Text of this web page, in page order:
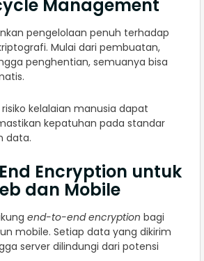
Management
pengelolaan penuh terhadap
Mulai dari pembuatan,
penghentian, semuanya bisa
kelalaian manusia dapat
kepatuhan pada standar
data.
Encryption untuk
dan Mobile
end-to-end encryption bagi
mobile. Setiap data yang dikirim
server dilindungi dari potensi